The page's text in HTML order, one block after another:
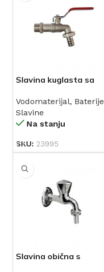
Slavina kuglasta sa
Vodomaterijal, Baterije
Slavine
Na stanju
SKU: 23995
Slavina obična s